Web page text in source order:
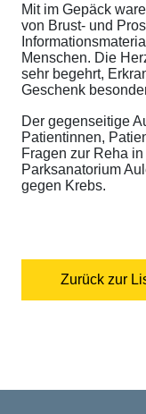
Mit im Gepäck
von Brust- und
Menschen. Die
sehr begehrt,
Geschenk
Der gegenseitige
Patientinnen,
Fragen zur Reha
Parksanatorium
gegen Krebs.
Zurück zur